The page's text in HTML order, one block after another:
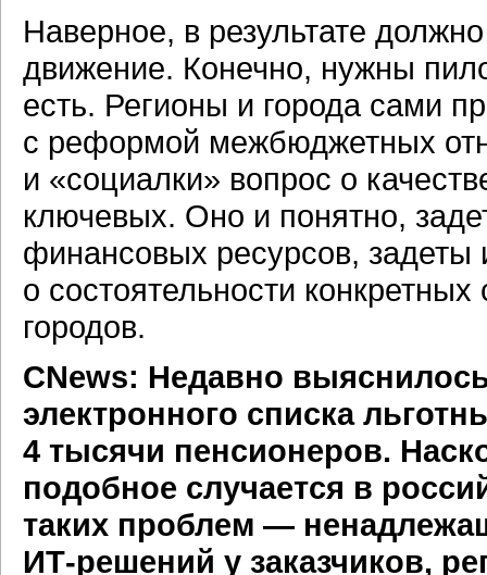
Наверное, в результате
движение. Конечно, нужны
есть. Регионы и города сами
с реформой межбюджетных
и «социалки» вопрос о
ключевых. Оно и понятно,
финансовых ресурсов, задеты
о состоятельности
городов.
CNews: Недавно
электронного списка
4 тысячи пенсионеров.
подобное случается в
таких проблем —
ИТ-решений у заказчиков,